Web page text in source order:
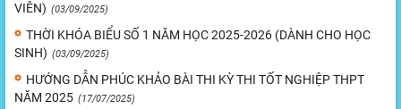
VIÊN) (03/09/2025)
THỜI KHÓA BIỂU SỐ 1 NĂM HỌC 2025-2026 (DÀNH CHO HỌC
SINH) (03/09/2025)
HƯỚNG DẪN PHÚC KHẢO BÀI THI KỲ THI TỐT NGHIỆP THPT
NĂM 2025 (17/07/2025)